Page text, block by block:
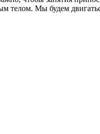
телом. Мы будем